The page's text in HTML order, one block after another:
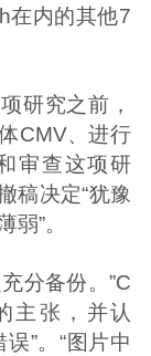
在内的其他7
研究之前，
CMV、进行
审查这项研
稿决定“犹豫
弱”。
分备份。”C
主张，并认
”。“图片中